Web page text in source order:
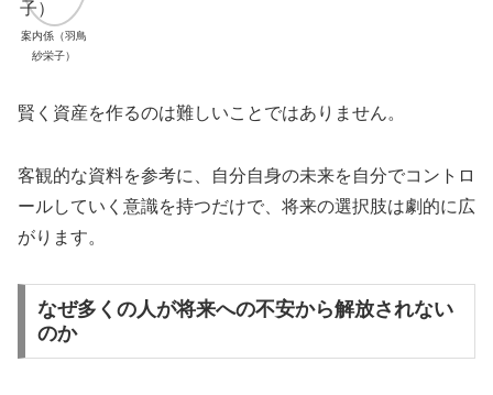
案内係（羽鳥
紗栄子）
賢く資産を作るのは難しいことではありません。
客観的な資料を参考に、自分自身の未来を自分でコントロ
ールしていく意識を持つだけで、将来の選択肢は劇的に広
がります。
なぜ多くの人が将来への不安から解放されない
のか